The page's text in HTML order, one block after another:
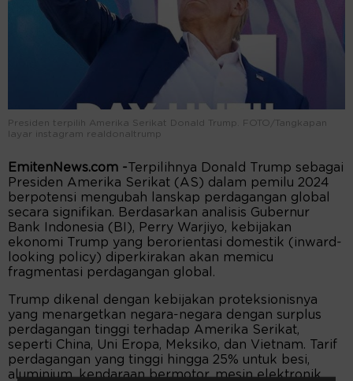
Presiden terpilih Amerika Serikat Donald Trump. FOTO/Tangkapan
layar instagram realdonaltrump
EmitenNews.com - Terpilihnya Donald Trump sebagai
Presiden Amerika Serikat (AS) dalam pemilu 2024
berpotensi mengubah lanskap perdagangan global
secara signifikan. Berdasarkan analisis Gubernur
Bank Indonesia (BI), Perry Warjiyo, kebijakan
ekonomi Trump yang berorientasi domestik (inward-
looking policy) diperkirakan akan memicu
fragmentasi perdagangan global.
Trump dikenal dengan kebijakan proteksionisnya
yang menargetkan negara-negara dengan surplus
perdagangan tinggi terhadap Amerika Serikat,
seperti China, Uni Eropa, Meksiko, dan Vietnam. Tarif
perdagangan yang tinggi hingga 25% untuk besi,
aluminium, kendaraan bermotor, mesin elektronik,